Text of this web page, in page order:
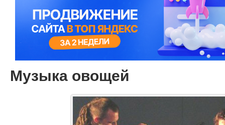
Музыка овощей